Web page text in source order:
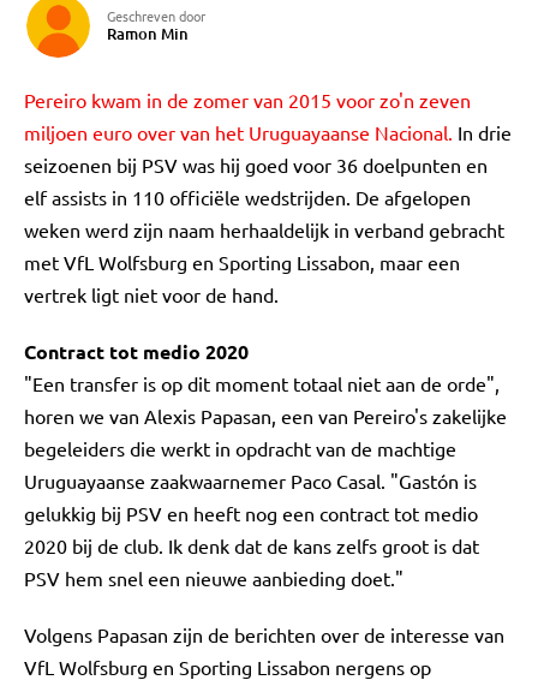
Geschreven door
Ramon Min
Pereiro kwam in de zomer van 2015 voor zo'n zeven
miljoen euro over van het Uruguayaanse Nacional. In drie
seizoenen bij PSV was hij goed voor 36 doelpunten en
elf assists in 110 officiële wedstrijden. De afgelopen
weken werd zijn naam herhaaldelijk in verband gebracht
met VfL Wolfsburg en Sporting Lissabon, maar een
vertrek ligt niet voor de hand.
Contract tot medio 2020
"Een transfer is op dit moment totaal niet aan de orde",
horen we van Alexis Papasan, een van Pereiro's zakelijke
begeleiders die werkt in opdracht van de machtige
Uruguayaanse zaakwaarnemer Paco Casal. "Gastón is
gelukkig bij PSV en heeft nog een contract tot medio
2020 bij de club. Ik denk dat de kans zelfs groot is dat
PSV hem snel een nieuwe aanbieding doet."
Volgens Papasan zijn de berichten over de interesse van
VfL Wolfsburg en Sporting Lissabon nergens op